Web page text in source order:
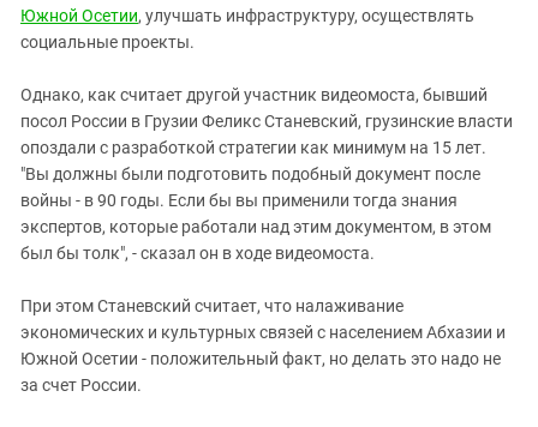
Южной Осетии, улучшать инфраструктуру, осуществлять
социальные проекты.
Однако, как считает другой участник видеомоста, бывший
посол России в Грузии Феликс Станевский, грузинские власти
опоздали с разработкой стратегии как минимум на 15 лет.
"Вы должны были подготовить подобный документ после
войны - в 90 годы. Если бы вы применили тогда знания
экспертов, которые работали над этим документом, в этом
был бы толк", - сказал он в ходе видеомоста.
При этом Станевский считает, что налаживание
экономических и культурных связей с населением Абхазии и
Южной Осетии - положительный факт, но делать это надо не
за счет России.